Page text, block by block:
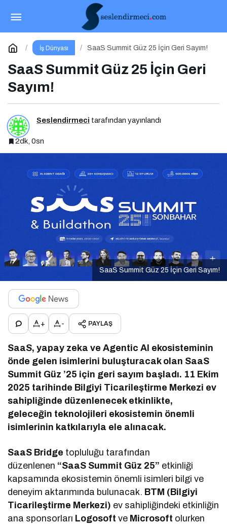
İş Dünyası SaaS Summit Güz 25 İçin Geri Sayım!
SaaS Summit Güz 25 İçin Geri
Sayım!
Seslendirmeci tarafından yayınlandı
2dk, 0sn
SaaS Summit Güz 25 İçin Geri Sayım!
+ - PAYLAŞ
SaaS, yapay zeka ve Agentic AI ekosisteminin
önde gelen isimlerini buluşturacak olan SaaS
Summit Güz ’25 için geri sayım başladı. 11 Ekim
2025 tarihinde Bilgiyi Ticarileştirme Merkezi ev
sahipliğinde düzenlenecek etkinlikte,
geleceğin teknolojileri ekosistemin önemli
isimlerinin katkılarıyla ele alınacak.
SaaS Bridge topluluğu tarafından
düzenlenen “SaaS Summit Güz 25” etkinliği
kapsamında ekosistemin önemli isimleri bilgi ve
deneyim aktarımında bulunacak. BTM (Bilgiyi
Ticarileştirme Merkezi) ev sahipliğindeki etkinliğin
ana sponsorları Logosoftve Microsoft olurken
DeFi’de Likidite Havuzları: Yeni Nesil Finansın
KalbiYorum Yap